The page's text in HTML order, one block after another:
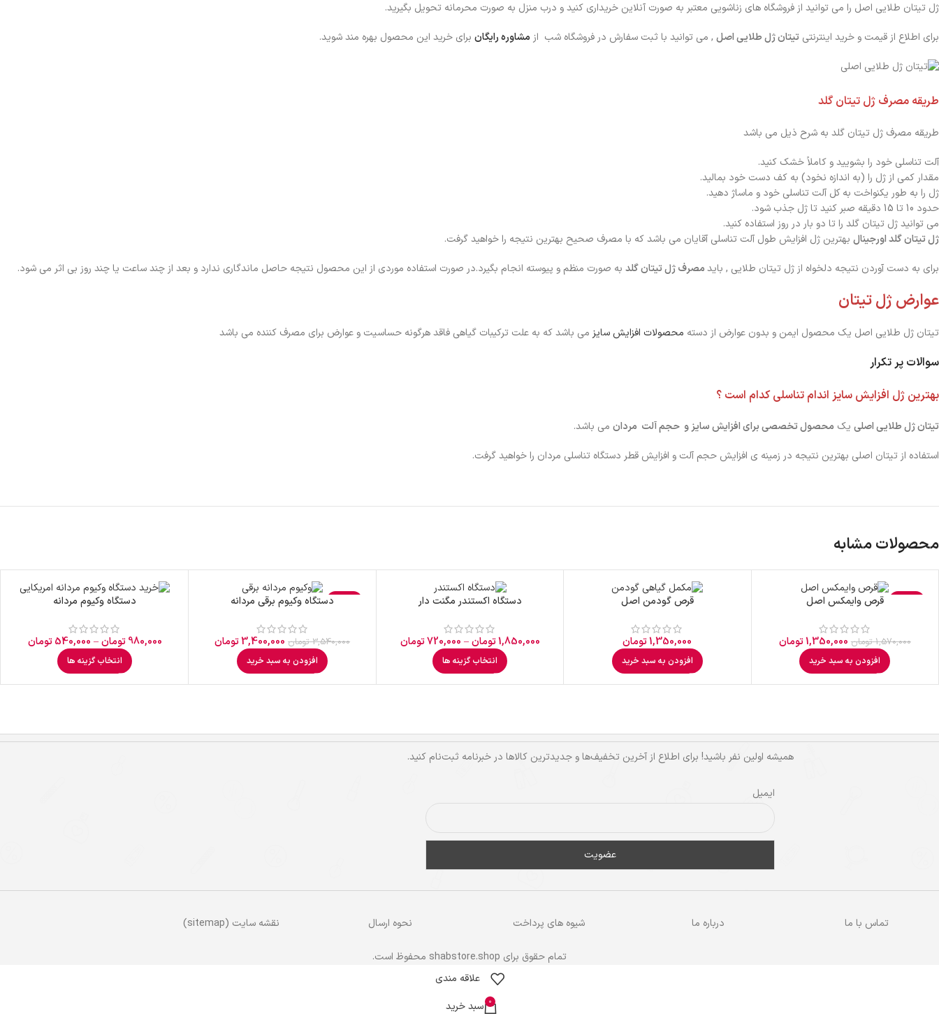
ژل تیتان طلایی اصل را می توانید از فروشگاه های زناشویی معتبر به صورت آنلاین خریداری کنید و درب منزل به صورت محرمانه تحویل بگیرید.
برای اطلاع از قیمت و خرید اینترنتی تیتان ژل طلایی اصل , می توانید با ثبت سفارش در فروشگاه شب از مشاوره رایگان برای خرید این محصول بهره مند شوید.
طریقه مصرف ژل تیتان گلد
طریقه مصرف ژل تیتان گلد به شرح ذیل می باشد
آلت تناسلی خود را بشویید و کاملاً خشک کنید.
مقدار کمی از ژل را (به اندازه نخود) به کف دست خود بمالید.
ژل را به طور یکنواخت به کل آلت تناسلی خود و ماساژ دهید.
حدود 10 تا 15 دقیقه صبر کنید تا ژل جذب شود.
می توانید ژل تیتان گلد را تا دو بار در روز استفاده کنید.
ژل تیتان گلد اورجینال بهترین ژل افزایش طول آلت تناسلی آقایان می باشد که با مصرف صحیح بهترین نتیجه را خواهید گرفت.
برای به دست آوردن نتیجه دلخواه از ژل تیتان طلایی , بایدمصرف ژل تیتان گلد به صورت منظم و پیوسته انجام بگیرد.در صورت استفاده موردی از این محصول نتیجه حاصل ماندگاری ندارد و بعد از چند ساعت یا چند روز بی اثر می شود.
عوارض ژل تیتان
تیتان ژل طلایی اصل یک محصول ایمن و بدون عوارض از دسته محصولات افزایش سایز می باشد که به علت ترکیبات گیاهی فاقد هرگونه حساسیت و عوارض برای مصرف کننده می باشد
سوالات پر تکرار
بهترین ژل افزایش سایز اندام تناسلی کدام است ؟
تیتان ژل طلایی اصلی یک محصول تخصصی برای افزایش سایز و حجم آلت مردان می باشد.
استفاده از تیتان اصلی بهترین نتیجه در زمینه ی افزایش حجم آلت و افزایش قطر دستگاه تناسلی مردان را خواهید گرفت.
محصولات مشابه
قرص وایمکس اصل
1,570,000 تومان 1,350,000تومان
افزودن به سبد خرید
قرص گودمن اصل
1,350,000تومان
افزودن به سبد خرید
دستگاه اکستندر مگنت دار
1,850,000تومان –
720,000تومان
انتخاب گزینه ها
دستگاه وکیوم برقی مردانه
3,540,000 تومان 3,400,000تومان
افزودن به سبد خرید
دستگاه وکیوم مردانه
980,000 تومان –
540,000 تومان
انتخاب گزینه ها
همیشه اولین نفر باشید! برای اطلاع از آخرین تخفیف‌ها و جدیدترین کالاها در خبرنامه ثبت‌نام کنید.
ایمیل
تماس با ما درباره ما شیوه های پرداخت نحوه ارسال نقشه سایت (sitemap)
تمام حقوق برای shabstore.shop محفوظ است.
علاقه مندی
0 سبد خرید